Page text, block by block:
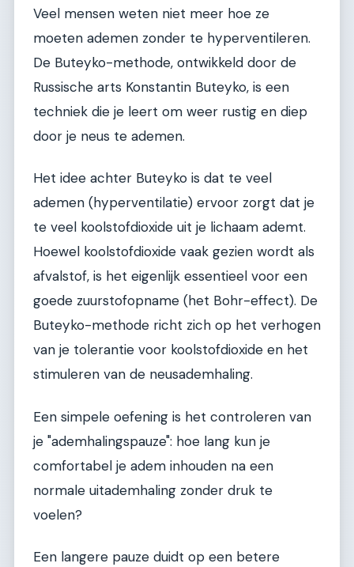
Veel mensen weten niet meer hoe ze
moeten ademen zonder te hyperventileren.
De Buteyko-methode, ontwikkeld door de
Russische arts Konstantin Buteyko, is een
techniek die je leert om weer rustig en diep
door je neus te ademen.
Het idee achter Buteyko is dat te veel
ademen (hyperventilatie) ervoor zorgt dat je
te veel koolstofdioxide uit je lichaam ademt.
Hoewel koolstofdioxide vaak gezien wordt als
afvalstof, is het eigenlijk essentieel voor een
goede zuurstofopname (het Bohr-effect). De
Buteyko-methode richt zich op het verhogen
van je tolerantie voor koolstofdioxide en het
stimuleren van de neusademhaling.
Een simpele oefening is het controleren van
je "ademhalingspauze": hoe lang kun je
comfortabel je adem inhouden na een
normale uitademhaling zonder druk te
voelen?
Een langere pauze duidt op een betere